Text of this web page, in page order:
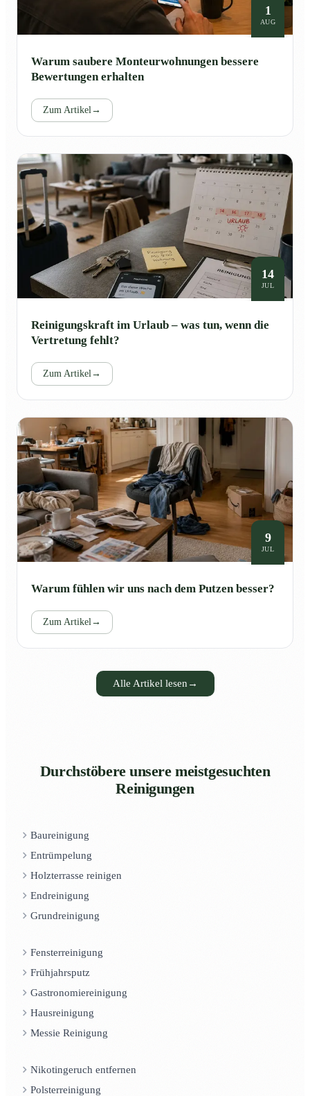
1
AUG
Warum saubere Monteurwohnungen bessere
Bewertungen erhalten
Zum Artikel →
14
JUL
Reinigungskraft im Urlaub – was tun, wenn die
Vertretung fehlt?
Zum Artikel →
9
JUL
Warum fühlen wir uns nach dem Putzen besser?
Zum Artikel →
Alle Artikel lesen →
Durchstöbere unsere meistgesuchten
Reinigungen
Baureinigung
Entrümpelung
Holzterrasse reinigen
Endreinigung
Grundreinigung
Fensterreinigung
Frühjahrsputz
Gastronomiereinigung
Hausreinigung
Messie Reinigung
Nikotingeruch entfernen
Polsterreinigung